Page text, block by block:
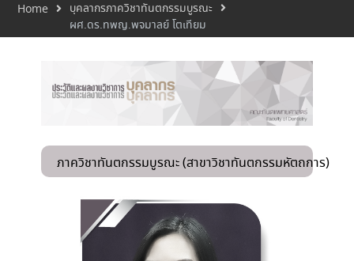
Home
บุคลากรภาควิชาทันตกรรมบูรณะ
ผศ.ดร.ทพญ.พจมาลย์ โตเทียม
ภาควิชาทันตกรรมบูรณะ (สาขาวิชาทันตกรรมหัตถการ)